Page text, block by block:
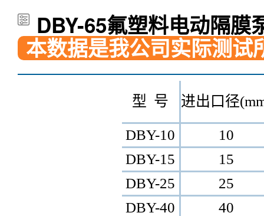
DBY-65氟塑料电动隔膜
本数据是我公司实际测
型 号 进出口径
DBY-10
10
DBY-15
15
DBY-25
25
DBY-40
40